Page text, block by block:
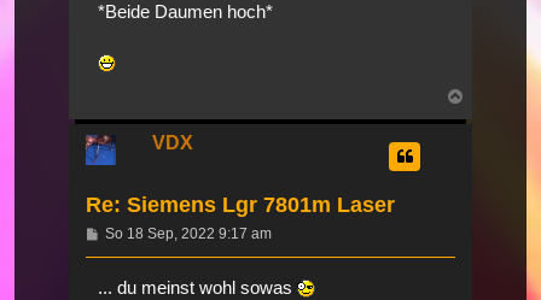
*Beide Daumen hoch*
VDX
Re: Siemens Lgr 7801m Laser
Beitrag
So 18 Sep, 2022 9:17 am
... du meinst wohl sowas